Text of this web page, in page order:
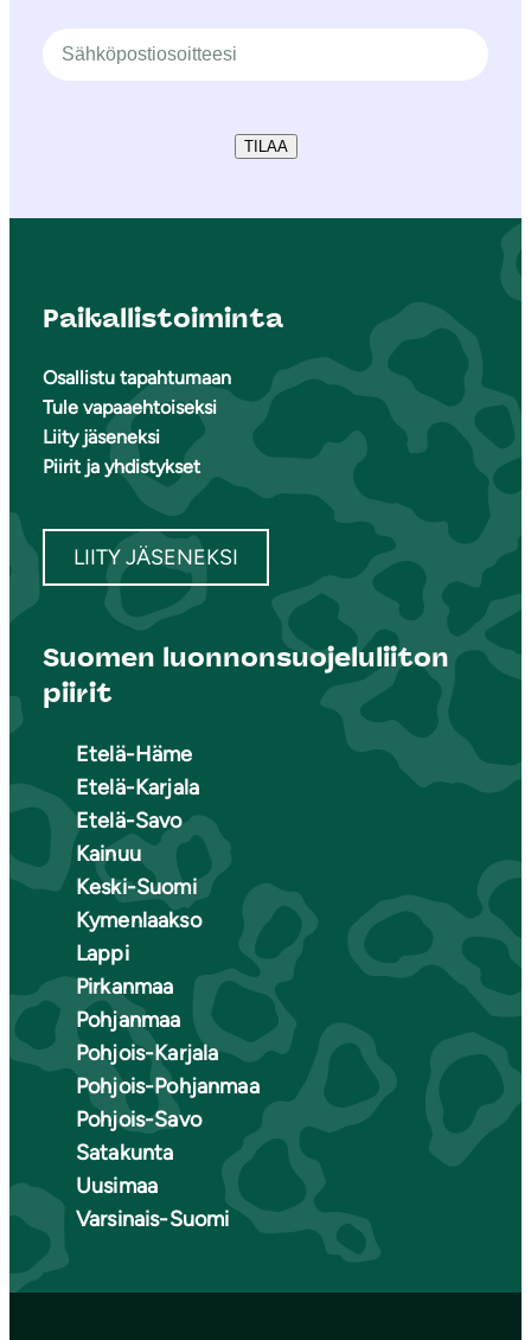
TILAA
Paikallistoiminta
Osallistu tapahtumaan
Tule vapaaehtoiseksi
Liity jäseneksi
Piirit ja yhdistykset
LIITY JÄSENEKSI
Suomen luonnonsuojeluliiton
piirit
Etelä-Häme
Etelä-Karjala
Etelä-Savo
Kainuu
Keski-Suomi
Kymenlaakso
Lappi
Pirkanmaa
Pohjanmaa
Pohjois-Karjala
Pohjois-Pohjanmaa
Pohjois-Savo
Satakunta
Uusimaa
Varsinais-Suomi